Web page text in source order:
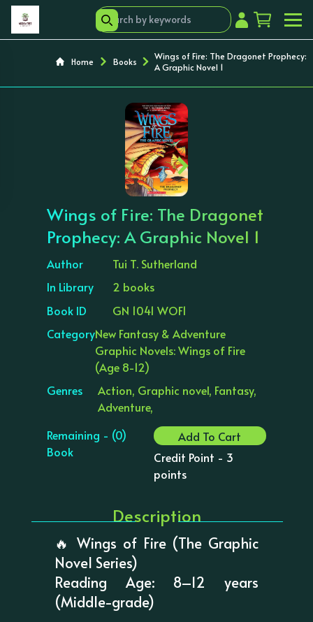
Home Books
Wings of Fire: The Dragonet Prophecy:
A Graphic Novel 1
‹ ›
Wings of Fire: The Dragonet
Prophecy: A Graphic Novel 1
Author
Tui T. Sutherland
In Library
2 books
Book ID
GN 1041 WOF1
CategoryNew Fantasy & Adventure
Graphic Novels: Wings of Fire
(Age 8-12)
Genres
Action, Graphic novel, Fantasy,
Adventure,
Remaining - (0)
Book
Add To Cart
Credit Point - 3
points
Description
🔥 Wings of Fire (The Graphic
Novel Series)
Reading Age: 8–12 years
(Middle-grade)